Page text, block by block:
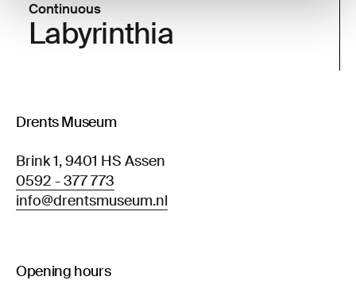
Continuous
Labyrinthia
Drents Museum
Brink 1, 9401 HS Assen
0592 - 377 773
info@drentsmuseum.nl
Opening hours